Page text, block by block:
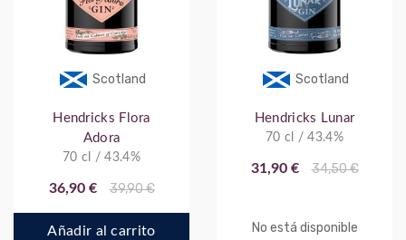
Scotland
Hendricks Flora
Adora
70 cl / 43.4%
36,90 € 39,90 €
Añadir al carrito
Scotland
Hendricks Lunar
70 cl / 43.4%
31,90 € 34,50 €
No está disponible